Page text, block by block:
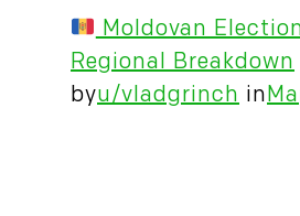
Moldovan
Regional Breakdown
byu/vladgrinch in